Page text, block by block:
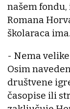
našem
Romana
školaraca ima.
- Nema
Osim
društvene
časopise ili